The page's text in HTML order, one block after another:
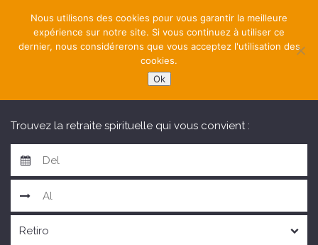
Trouvez la retraite spirituelle qui vous convient :
Nous utilisons des cookies pour vous garantir la meilleure
expérience sur notre site. Si vous continuez à utiliser ce
dernier, nous considérerons que vous acceptez l'utilisation des
cookies.
Ok